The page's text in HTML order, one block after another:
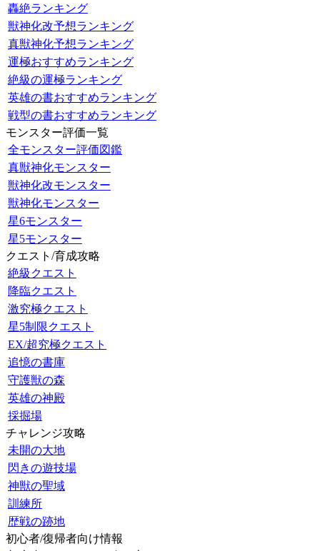
轟絶ランキング
獣神化改予想ランキング
真獣神化予想ランキング
運極おすすめランキング
絶級の運極ランキング
英雄の書おすすめランキング
戦型の書おすすめランキング
モンスター評価一覧
全モンスター評価図鑑
真獣神化モンスター
獣神化改モンスター
獣神化モンスター
星6モンスター
星5モンスター
クエスト/育成攻略
絶級クエスト
降臨クエスト
激究極クエスト
星5制限クエスト
EX/超究極クエスト
追憶の書庫
守護獣の森
英雄の神殿
採掘場
チャレンジ攻略
未開の大地
閃きの遊技場
神獣の聖域
訓練所
歴戦の跡地
初心者/復帰者向け情報